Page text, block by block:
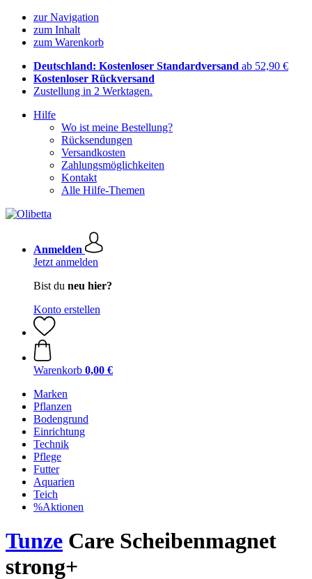
zur Navigation
zum Inhalt
zum Warenkorb
Deutschland: Kostenloser Standardversand ab 52,90 €
Kostenloser Rückversand
Zustellung in 2 Werktagen.
Hilfe
Wo ist meine Bestellung?
Rücksendungen
Versandkosten
Zahlungsmöglichkeiten
Kontakt
Alle Hilfe-Themen
Anmelden
Jetzt anmelden
Bist du neu hier?
Konto erstellen
Warenkorb 0,00 €
Marken
Pflanzen
Bodengrund
Einrichtung
Technik
Pflege
Futter
Aquarien
Teich
%Aktionen
Tunze Care Scheibenmagnet
strong+